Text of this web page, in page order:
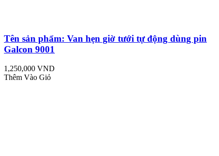
Tên sản phẩm: Van hẹn giờ tưới tự động dùng pin
Galcon 9001
1,250,000 VND
Thêm Vào Giỏ